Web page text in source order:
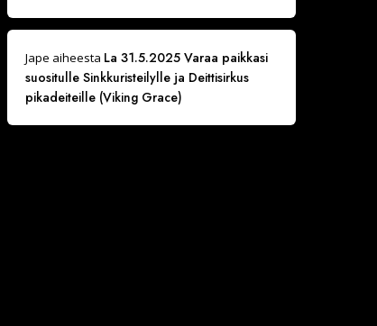
Jape aiheesta La 31.5.2025 Varaa paikkasi
suositulle Sinkkuristeilylle ja Deittisirkus
pikadeiteille (Viking Grace)